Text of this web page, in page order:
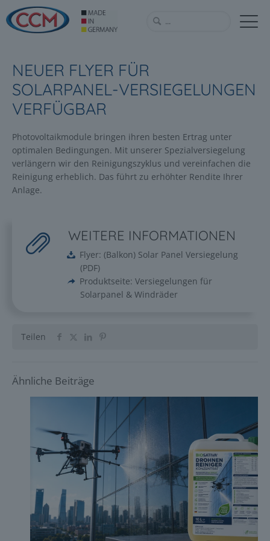
NEUER FLYER FÜR
SOLARPANEL-VERSIEGELUNGEN
VERFÜGBAR
Photovoltaikmodule bringen ihren besten Ertrag unter
optimalen Bedingungen. Mit unserer Spezialversiegelung
verlängern wir den Reinigungszyklus und vereinfachen die
Reinigung erheblich. Das führt zu erhöhter Rendite Ihrer
Anlage.
WEITERE INFORMATIONEN
Flyer: (Balkon) Solar Panel Versiegelung
(PDF)
Produktseite: Versiegelungen für
Solarpanel & Windräder
Teilen
Ähnliche Beiträge